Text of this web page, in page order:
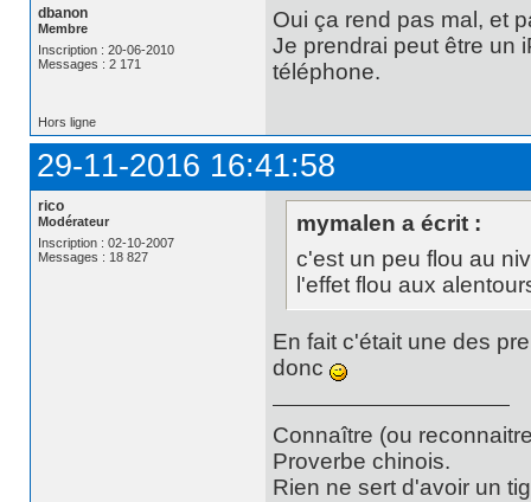
dbanon
Membre
Inscription : 20-06-2010
Messages : 2 171
Oui ça rend pas mal, et
Je prendrai peut être un
téléphone.
Hors ligne
29-11-2016 16:41:58
rico
Modérateur
Inscription : 02-10-2007
Messages : 18 827
mymalen a écrit :
c'est un peu flou au
l'effet flou aux
En fait c'était une des
donc
Connaître (ou
Proverbe chinois.
Rien ne sert d'avoir un